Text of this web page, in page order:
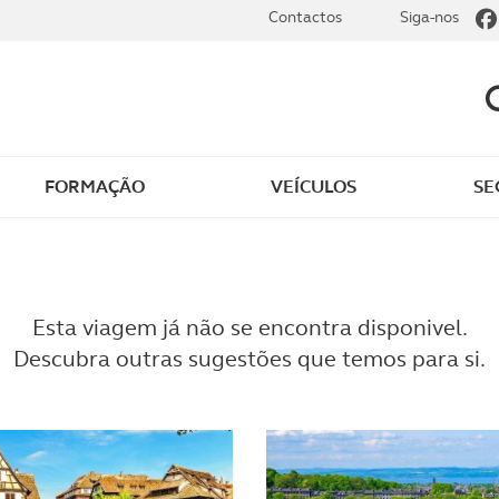
Golfe
impressa
FORMAÇÃO VEÍCULOS
Contactos Siga-nos
Esta viagem já não se encontra disponivel.
Descubra outras sugestões que temos para si.